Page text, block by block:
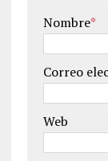
Nombre*
Correo
Web